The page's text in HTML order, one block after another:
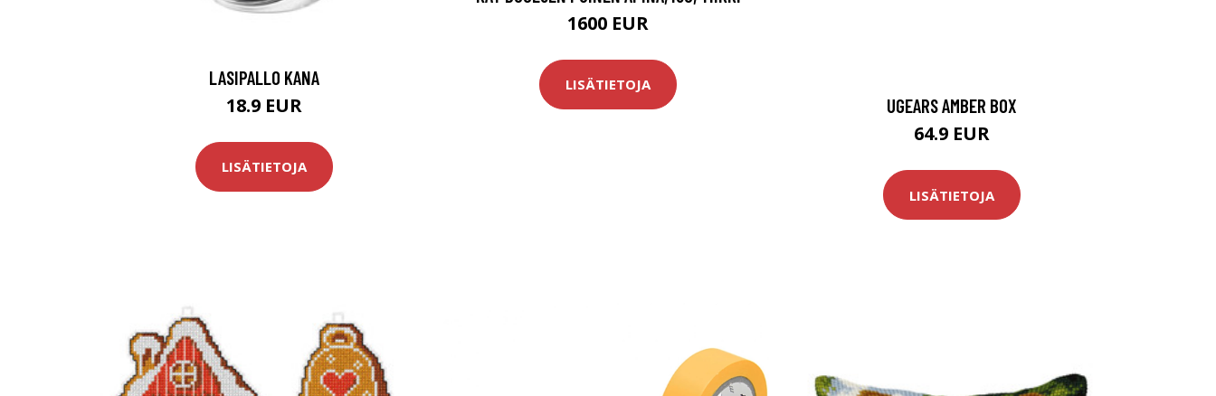
LASIPALLO KANA
18.9 EUR
LISÄTIETOJA
1600 EUR
LISÄTIETOJA
UGEARS AMBER BOX
64.9 EUR
LISÄTIETOJA